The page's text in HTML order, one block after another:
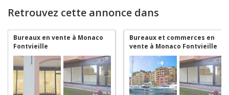
Retrouvez cette annonce dans
Bureaux en vente à Monaco
Fontvieille
Bureaux et commerces en
vente à Monaco Fontvieille